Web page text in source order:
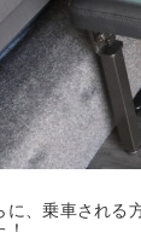
に、乗車される